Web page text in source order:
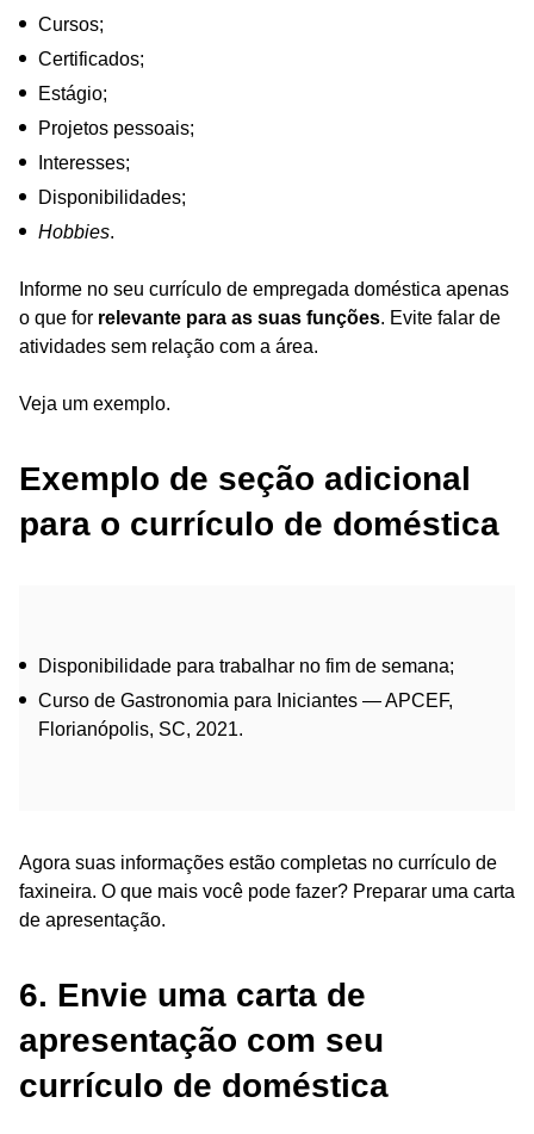
Cursos;
Certificados;
Estágio;
Projetos pessoais;
Interesses;
Disponibilidades;
Hobbies.
Informe no seu currículo de empregada doméstica apenas
o que for relevante para as suas funções. Evite falar de
atividades sem relação com a área.
Veja um exemplo.
Exemplo de seção adicional
para o currículo de doméstica
Disponibilidade para trabalhar no fim de semana;
Curso de Gastronomia para Iniciantes — APCEF,
Florianópolis, SC, 2021.
Agora suas informações estão completas no currículo de
faxineira. O que mais você pode fazer? Preparar uma carta
de apresentação.
6. Envie uma carta de
apresentação com seu
currículo de doméstica